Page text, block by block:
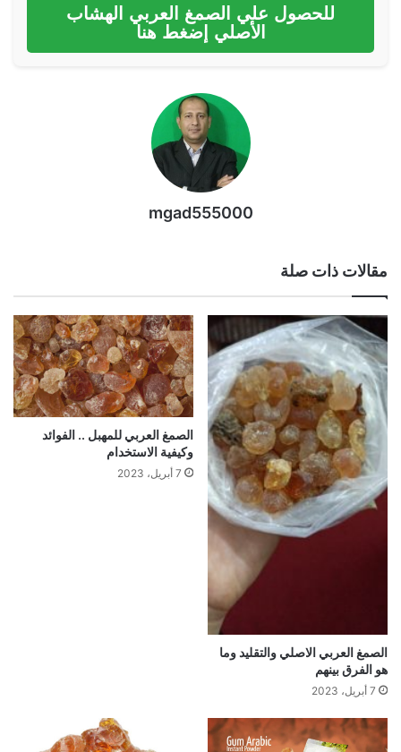
للحصول علي الصمغ العربي الهشاب
الأصلي إضغط هنا
mgad555000
مقالات ذات صلة
الصمغ العربي الاصلي والتقليد وما
هو الفرق بينهم
7 أبريل، 2023
الصمغ العربي للمهبل .. الفوائد
وكيفية الاستخدام
7 أبريل، 2023